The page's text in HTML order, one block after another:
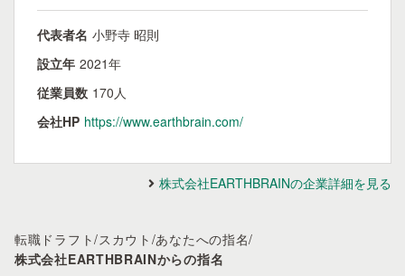
代表者名 小野寺 昭則
設立年 2021年
従業員数 170人
会社HP https://www.earthbrain.com/
株式会社EARTHBRAINの企業詳細を見る
転職ドラフト/スカウト /あなたへの指名/
株式会社EARTHBRAINからの指名